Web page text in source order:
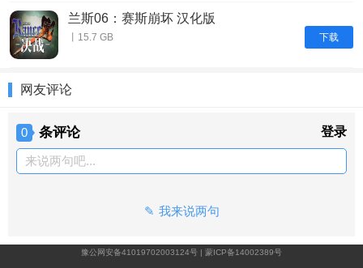
下载
兰斯06：赛斯崩坏 汉化版
丨15.7 GB
网友评论
0 条评论 登录
来说两句吧...
我来说两句
豫公网安备41019702003124号 | 蒙ICP备14002389号